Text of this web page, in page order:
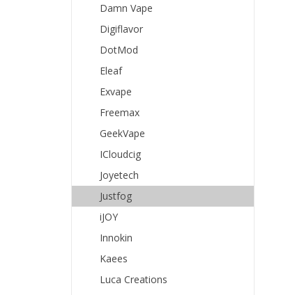
Damn Vape
Digiflavor
DotMod
Eleaf
Exvape
Freemax
GeekVape
ICloudcig
Joyetech
Justfog
iJOY
Innokin
Kaees
Luca Creations